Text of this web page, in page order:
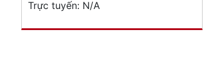
Trực tuyến: N/A